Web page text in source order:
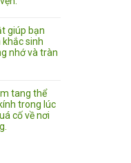
giúp bạn
khắc sinh
nhớ và tràn
tang thể
trong lúc
cố về nơi